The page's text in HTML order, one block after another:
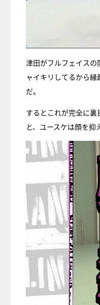
津田がフルフェイス
ャイキリしてるから
だ。
するとこれが完全に
と、ユースケは顔を